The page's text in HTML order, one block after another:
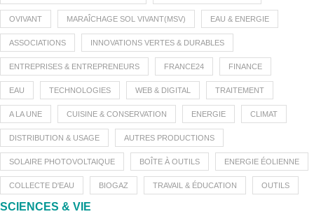
OVIVANT MARAÎCHAGE SOL VIVANT(MSV) EAU & ENERGIE
ASSOCIATIONS INNOVATIONS VERTES & DURABLES
ENTREPRISES & ENTREPRENEURS FRANCE24 FINANCE
EAU TECHNOLOGIES WEB & DIGITAL TRAITEMENT
A LA UNE CUISINE & CONSERVATION ENERGIE CLIMAT
DISTRIBUTION & USAGE AUTRES PRODUCTIONS
SOLAIRE PHOTOVOLTAIQUE BOÎTE À OUTILS ENERGIE ÉOLIENNE
COLLECTE D'EAU BIOGAZ TRAVAIL & ÉDUCATION OUTILS
SCIENCES & VIE